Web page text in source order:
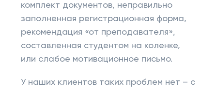
комплект документов, неправильно
заполненная регистрационная форма,
рекомендация «от преподавателя»,
составленная студентом на коленке,
или слабое мотивационное письмо.
У наших клиентов таких проблем нет – с